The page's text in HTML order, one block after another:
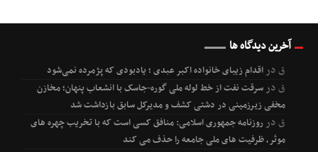
آخرین دیدگاه ها
قدراقدام زیبای خانواده اکبر عبدی ؛ یادبودی که پژمرده نمی‌شود
قدرسرقت نفت از خط لوله ملی گوره-جاسک با انشعاب پنهان؛ مخازن
مخفی زیرزمینی در دشتی کشف و مدیرکل سابق بازداشت شد
قدرروزنامه جمهوری اسلامی: منافق کسی است که با تخریب چهره های
موثر، ظرفیت های ملی جامعه را حذف می کند